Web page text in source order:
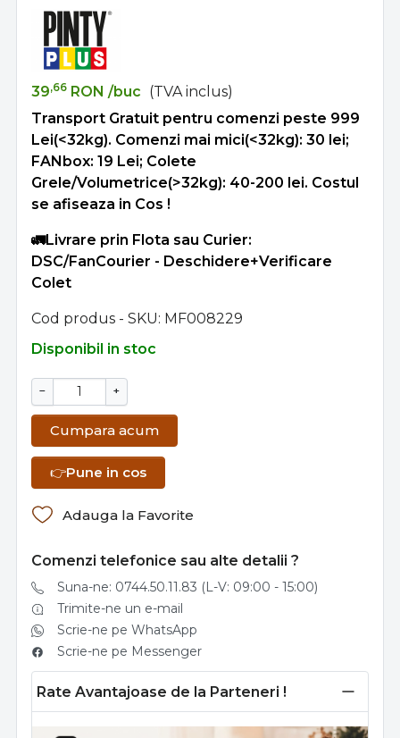
39,66 RON /buc (TVA inclus)
Transport Gratuit pentru comenzi peste 999
Lei(<32kg). Comenzi mai mici(<32kg): 30 lei;
FANbox: 19 Lei; Colete
Grele/Volumetrice(>32kg): 40-200 lei. Costul
se afiseaza in Cos !
🚛Livrare prin Flota sau Curier:
DSC/FanCourier - Deschidere+Verificare
Colet
Cod produs - SKU MF008229
Disponibil in stoc
− +
Cumpara acum
👉Pune in cos
Adauga la Favorite
Comenzi telefonice sau alte detalii ?
Suna-ne: 0744.50.11.83 (L-V: 09:00 - 15:00)
Trimite-ne un e-mail
Scrie-ne pe WhatsApp
Scrie-ne pe Messenger
Rate Avantajoase de la Parteneri !